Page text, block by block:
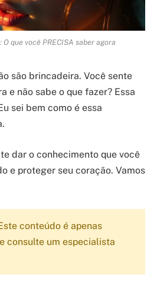
que você PRECISA saber agora
são brincadeira. Você sente
e não sabe o que fazer? Essa
sei bem como é essa
dar o conhecimento que você
e proteger seu coração. Vamos
conteúdo é apenas
consulte um especialista